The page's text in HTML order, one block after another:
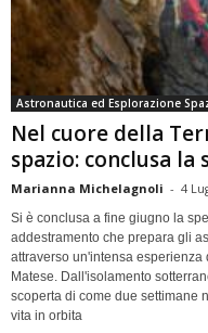
Astronautica ed Esplorazione
Nel cuore della
spazio: conclusa la
Marianna Michelagnoli - 4
Si è conclusa a fine giugno la
addestramento che prepara gli
attraverso un'intensa
Matese. Dall'isolamento
scoperta di come due settimane
vita in orbita